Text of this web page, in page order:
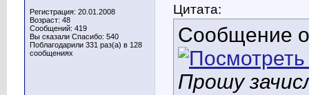
Регистрация: 20.01.2008
Возраст: 48
Сообщений: 419
Вы сказали Спасибо: 540
Поблагодарили 331 раз(а) в 128
сообщениях
Цитата:
Сообщение
Прошу